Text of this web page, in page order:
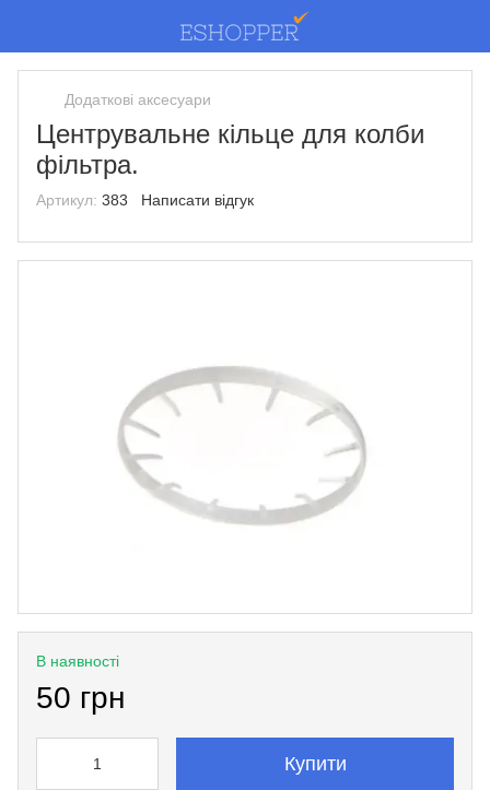
Додаткові аксесуари
Центрувальне кільце для колби
фільтра.
Артикул: 383 Написати відгук
В наявності
50 грн
Купити